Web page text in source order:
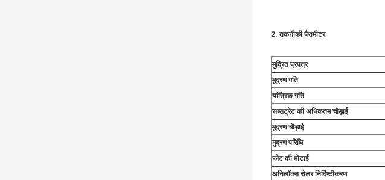
2. तकनीकी पैरामीटर
मुद्रित प्रपत्र
मुद्रण गति
यांत्रिक गति
सब्सट्रेट की अधिकतम चौड़ाई
मुद्रण चौड़ाई
मुद्रण परिधि
प्लेट की मोटाई
अनिलॉक्स रोलर निर्दिष्टीकरण